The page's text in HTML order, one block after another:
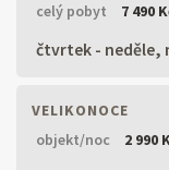
celý pobyt
7 490
čtvrtek - neděle,
VELIKONOCE
objekt/noc
2 990